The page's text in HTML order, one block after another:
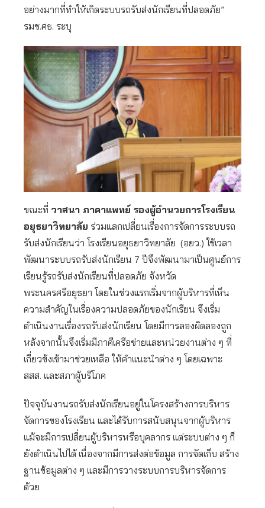
อย่างมากที่ทำให้เกิดระบบรถรับส่งนักเรียนที่ปลอดภัย”
รมช.ศธ. ระบุ
ขณะที่ วาสนา ภาคาแพทย์ รองผู้อำนวยการโรงเรียน
อยุธยาวิทยาลัย ร่วมแลกเปลี่ยนเรื่องการจัดการระบบรถ
รับส่งนักเรียนว่า โรงเรียนอยุธยาวิทยาลัย (อยว.) ใช้เวลา
พัฒนาระบบรถรับส่งนักเรียน 7 ปีจึงพัฒนามาเป็นศูนย์การ
เรียนรู้รถรับส่งนักเรียนที่ปลอดภัย จังหวัด
พระนครศรีอยุธยา โดยในช่วงแรกเริ่มจากผู้บริหารที่เห็น
ความสำคัญในเรื่องความปลอดภัยของนักเรียน จึงเริ่ม
ดำเนินงานเรื่องรถรับส่งนักเรียน โดยมีการลองผิดลองถูก
หลังจากนั้นจึงเริ่มมีภาคีเครือข่ายและหน่วยงานต่าง ๆ ที่
เกี่ยวข้งเข้ามาช่วยเหลือ ให้คำแนะนำต่าง ๆ โดยเฉพาะ
สสส. และสภาผู้บริโภค
ปัจจุบันงานรถรับส่งนักเรียนอยู่ในโครงสร้างการบริหาร
จัดการของโรงเรียน และได้รับการสนับสนุนจากผู้บริหาร
แม้จะมีการเปลี่ยนผู้บริหารหรือบุคลากร แต่ระบบต่าง ๆ ก็
ยังดำเนินไปได้ เนื่องจากมีการส่งต่อข้อมูล การจัดเก็บ สร้าง
ฐานข้อมูลต่าง ๆ และมีการวางระบบการบริหารจัดการ
ด้วย